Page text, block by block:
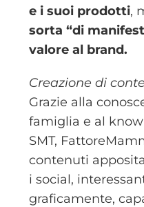
e i suoi prodotti,
sorta “di
valore al brand.
Creazione di
Grazie alla
famiglia e al
SMT,
contenuti
i social,
graficamente,